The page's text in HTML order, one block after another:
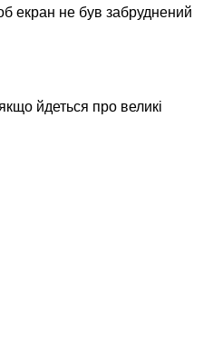
екран не був забруднений
йдеться про великі